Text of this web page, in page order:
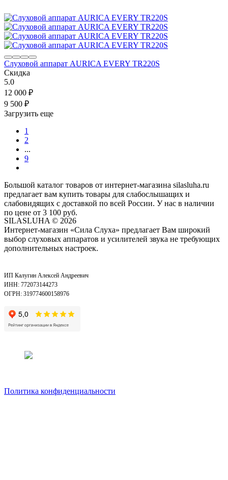
Слуховой аппарат AURICA EVERY TR220S
Скидка
5.0
12 000 ₽
9 500 ₽
Загрузить еще
1
2
...
9
Большой каталог товаров от интернет-магазина silasluha.ru
предлагает вам купить товары для слабослышащих и
слабовидящих с доставкой по всей России. У нас в наличии
по цене от 3 100 руб.
SILASLUHA © 2026
Интернет-магазин «Сила Слуха» предлагает Вам широкий
выбор слуховых аппаратов и усилителей звука не требующих
дополнительных настроек.
ИП Калугин Алексей Андреевич
ИНН: 772073144273
ОГРН: 319774600158976
Политика конфиденциальности